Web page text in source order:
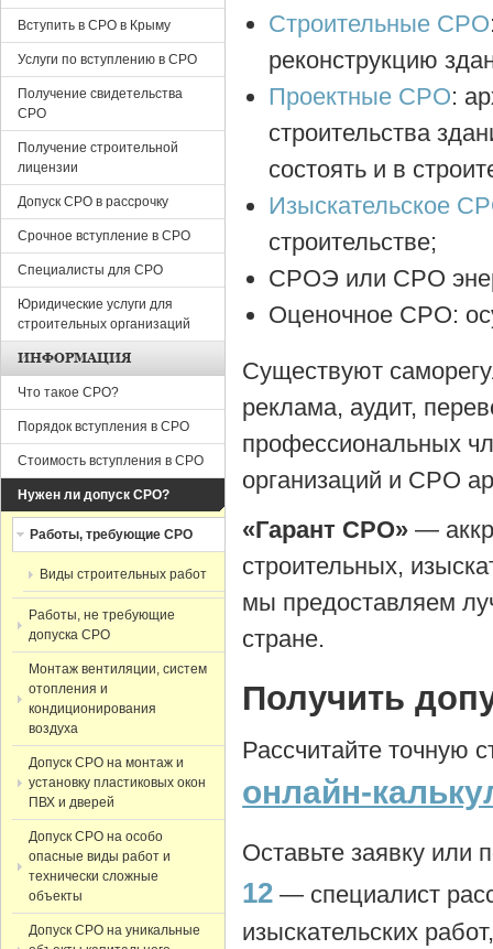
Строительные СРО
реконструкцию
Проектные СРО:
строительства
состоять и в
Изыскательское
строительстве;
СРОЭ или СРО
Оценочное СРО:
Существуют
реклама, аудит,
профессиональных
организаций и СРО
«Гарант СРО» —
строительных,
мы предоставляем
стране.
Получить
Рассчитайте точную
онлайн-
Оставьте заявку или
12 — специалист
изыскательских
Вступить в СРО в Крыму
Услуги по вступлению в СРО
Получение свидетельства
СРО
Получение строительной
лицензии
Допуск СРО в рассрочку
Срочное вступление в СРО
Специалисты для СРО
Юридические услуги для
строительных организаций
ИНФОРМАЦИЯ
Что такое СРО?
Порядок вступления в СРО
Стоимость вступления в СРО
Нужен ли допуск СРО?
Работы, требующие СРО
Виды строительных работ
Работы, не требующие
допуска СРО
Монтаж вентиляции, систем
отопления и
кондиционирования
воздуха
Допуск СРО на монтаж и
установку пластиковых окон
ПВХ и дверей
Допуск СРО на особо
опасные виды работ и
технически сложные
объекты
Допуск СРО на уникальные